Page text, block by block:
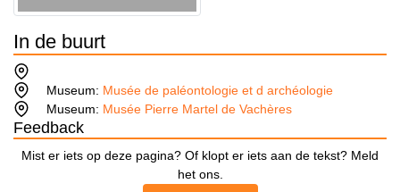
In de buurt
Museum: Musée de paléontologie et d archéologie
Museum: Musée Pierre Martel de Vachères
Feedback
Mist er iets op deze pagina? Of klopt er iets aan de tekst? Meld
het ons.